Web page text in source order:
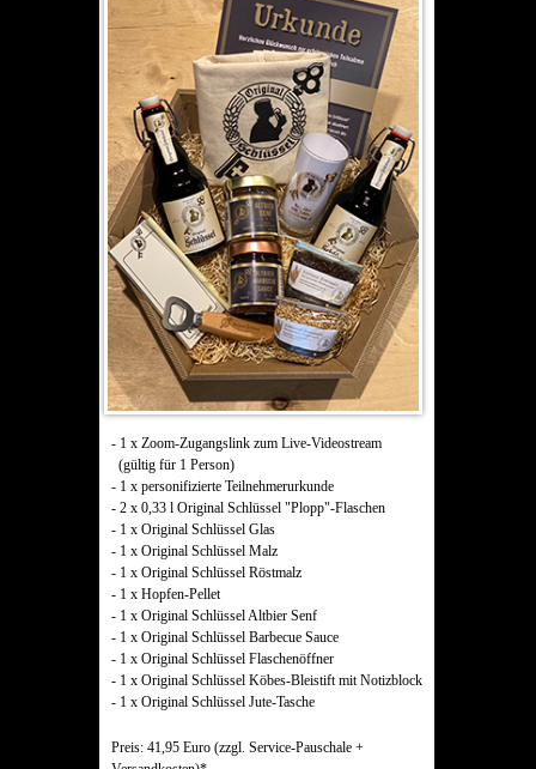
- 1 x Zoom-Zugangslink zum Live-Videostream
(gültig für 1 Person)
- 1 x personifizierte Teilnehmerurkunde
- 2 x 0,33 l Original Schlüssel "Plopp"-Flaschen
- 1 x Original Schlüssel Glas
- 1 x Original Schlüssel Malz
- 1 x Original Schlüssel Röstmalz
- 1 x Hopfen-Pellet
- 1 x Original Schlüssel Altbier Senf
- 1 x Original Schlüssel Barbecue Sauce
- 1 x Original Schlüssel Flaschenöffner
- 1 x Original Schlüssel Köbes-Bleistift mit Notizblock
- 1 x Original Schlüssel Jute-Tasche
Preis: 41,95 Euro (zzgl. Service-Pauschale +